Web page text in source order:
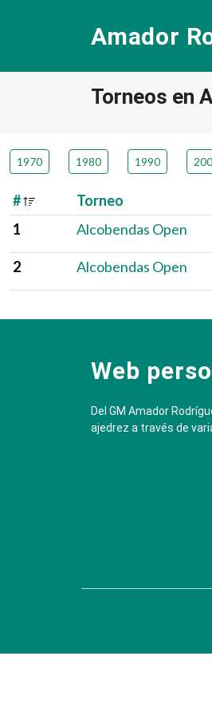
Amador
Torneos en
1970 1980 1990
# Torneo
1
Alcobendas Open
2 Alcobendas Open
Web
Del GM Amador
ajedrez a través de